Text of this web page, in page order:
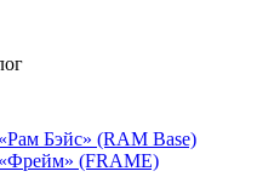
Бэйс» (RAM Base)
(FRAME)